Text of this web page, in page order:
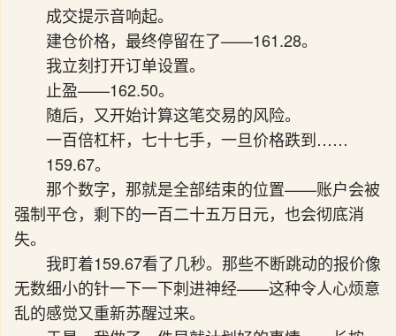
成交提示音响起。
建仓价格，最终停留在了——161.28。
我立刻打开订单设置。
止盈——162.50。
随后，又开始计算这笔交易的风险。
一百倍杠杆，七十七手，一旦价格跌到……
159.67。
那个数字，那就是全部结束的位置——账户会被
强制平仓，剩下的一百二十五万日元，也会彻底消
失。
我盯着159.67看了几秒。那些不断跳动的报价像
无数细小的针一下一下刺进神经——这种令人心烦意
乱的感觉又重新苏醒过来。